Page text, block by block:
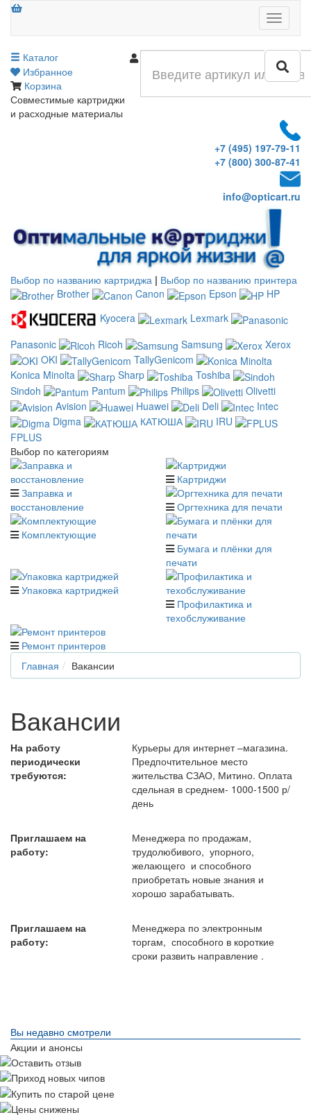
Меню
Каталог
Избранное
Корзина
Совместимые картриджи
и расходные материалы
+7 (495) 197-79-11
+7 (800) 300-87-41
info@opticart.ru
Выбор по названию картриджа | Выбор по названию принтера
Brother
Canon Epson
HP
Kyocera
Lexmark
Panasonic
Ricoh Samsung
Xerox
OKI
TallyGenicom
Konica Minolta
Sharp
Toshiba
Sindoh
Pantum Philips
Olivetti
Avision
Huawei Deli
Intec
Digma
КАТЮША
IRU
FPLUS
Выбор по категориям
Заправка и
восстановление
Картриджи
Оргтехника для печати
Комплектующие
Бумага и плёнки для
печати
Упаковка картриджей
Профилактика и
техобслуживание
Ремонт принтеров
Главная
Вакансии
Вакансии
На работу
периодически
требуются:
Курьеры для интернет –магазина.
Предпочтительное место
жительства СЗАО, Митино. Оплата
сдельная в среднем- 1000-1500 р/
день
Приглашаем на
работу:
Менеджера по продажам,
трудолюбивого, упорного,
желающего и способного
приобретать новые знания и
хорошо зарабатывать.
Приглашаем на
работу:
Менеджера по электронным
торгам, способного в короткие
сроки развить направление .
Вы недавно смотрели
Акции и анонсы